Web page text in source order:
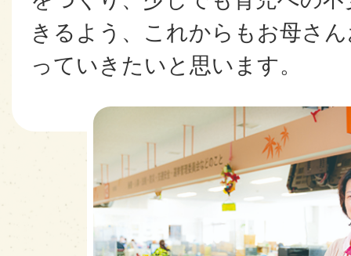
きるよう、これからもお母さ
っていきたいと思います。